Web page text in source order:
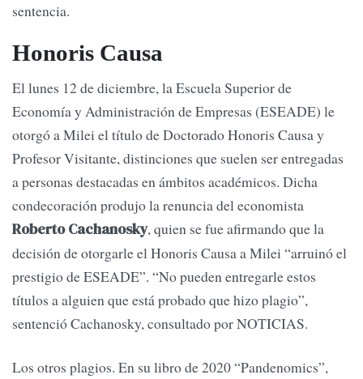
sentencia.
Honoris Causa
El lunes 12 de diciembre, la Escuela Superior de
Economía y Administración de Empresas (ESEADE) le
otorgó a Milei el título de Doctorado Honoris Causa y
Profesor Visitante, distinciones que suelen ser entregadas
a personas destacadas en ámbitos académicos. Dicha
condecoración produjo la renuncia del economista
Roberto Cachanosky, quien se fue afirmando que la
decisión de otorgarle el Honoris Causa a Milei “arruinó el
prestigio de ESEADE”. “No pueden entregarle estos
títulos a alguien que está probado que hizo plagio”,
sentenció Cachanosky, consultado por NOTICIAS.
Los otros plagios. En su libro de 2020 “Pandenomics”,